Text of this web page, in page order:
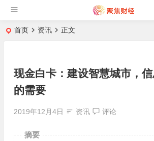
首页 资讯 正文
现金白卡：建设智慧城市，
的需要
2019年12月4日 资讯 评论
摘要